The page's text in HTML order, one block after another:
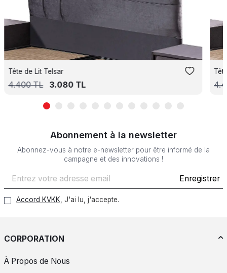
Tête de Lit Telsar
4.400TL 3.080TL
Abonnement à la newsletter
Abonnez-vous à notre e-newsletter pour être informé de la
campagne et des innovations !
Enregistrer
Accord KVKK, J'ai lu, j'accepte.
CORPORATION
À Propos de Nous